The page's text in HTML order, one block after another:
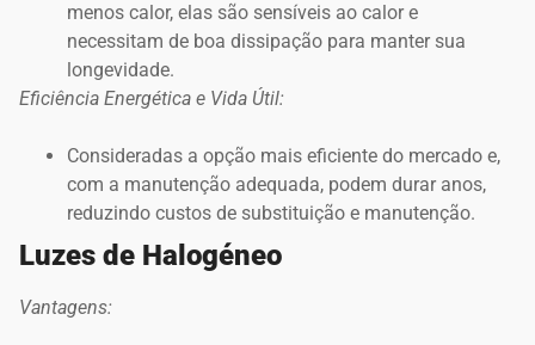
menos calor, elas são sensíveis ao calor e
necessitam de boa dissipação para manter sua
longevidade.
Eficiência Energética e Vida Útil:
Consideradas a opção mais eficiente do mercado e,
com a manutenção adequada, podem durar anos,
reduzindo custos de substituição e manutenção.
Luzes de Halogéneo
Vantagens: